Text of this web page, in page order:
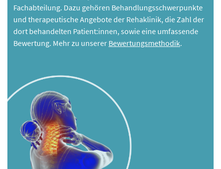
Fachabteilung. Dazu gehören Behandlungsschwerpunkte
und therapeutische Angebote der Rehaklinik, die Zahl der
dort behandelten Patient:innen, sowie eine umfassende
Bewertung. Mehr zu unserer Bewertungsmethodik.